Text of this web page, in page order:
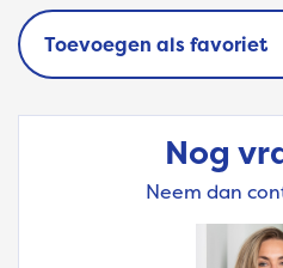
favoriet
Nog
Neem dan